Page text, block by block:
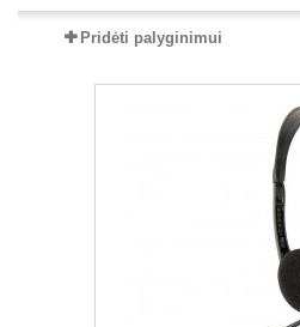
Pridėti palyginimui